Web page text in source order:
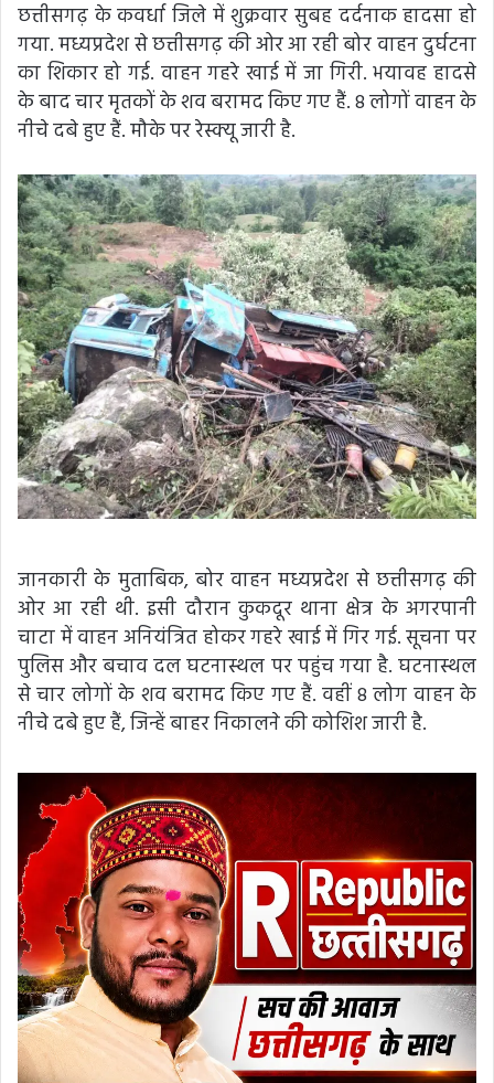
छत्तीसगढ़ के कवर्धा जिले में शुक्रवार सुबह दर्दनाक हादसा हो
गया. मध्यप्रदेश से छत्तीसगढ़ की ओर आ रही बोर वाहन दुर्घटना
का शिकार हो गई. वाहन गहरे खाई में जा गिरी. भयावह हादसे
के बाद चार मृतकों के शव बरामद किए गए हैं. 8 लोगों वाहन के
नीचे दबे हुए हैं. मौके पर रेस्क्यू जारी है.
जानकारी के मुताबिक, बोर वाहन मध्यप्रदेश से छत्तीसगढ़ की
ओर आ रही थी. इसी दौरान कुकदूर थाना क्षेत्र के अगरपानी
चाटा में वाहन अनियंत्रित होकर गहरे खाई में गिर गई. सूचना पर
पुलिस और बचाव दल घटनास्थल पर पहुंच गया है. घटनास्थल
से चार लोगों के शव बरामद किए गए हैं. वहीं 8 लोग वाहन के
नीचे दबे हुए हैं, जिन्हें बाहर निकालने की कोशिश जारी है.